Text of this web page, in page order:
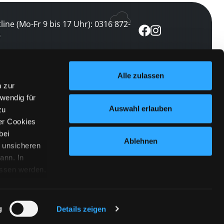
zur
für
Cookies
unsicheren
In
werden.
links
Details zeigen
Alle zulassen
Auswahl erlauben
Ablehnen
(Mo-Fr 9 bis 17 Uhr): 0316 872-
abonnieren
keine Veranstaltung verpassen
abonnieren